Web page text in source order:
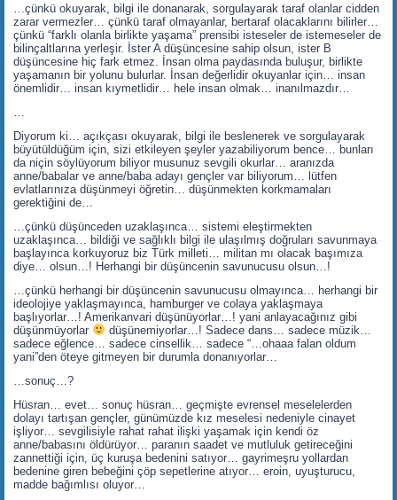
…çünkü okuyarak, bilgi ile donanarak, sorgulayarak taraf olanlar cidden
zarar vermezler… çünkü taraf olmayanlar, bertaraf olacaklarını bilirler…
çünkü “farklı olanla birlikte yaşama” prensibi isteseler de istemeseler de
bilinçaltlarına yerleşir. İster A düşüncesine sahip olsun, ister B
düşüncesine hiç fark etmez. İnsan olma paydasında buluşur, birlikte
yaşamanın bir yolunu bulurlar. İnsan değerlidir okuyanlar için… insan
önemlidir… insan kıymetlidir… hele insan olmak… inanılmazdır…
Diyorum ki… açıkçası okuyarak, bilgi ile beslenerek ve sorgulayarak
büyütüldüğüm için, sizi etkileyen şeyler yazabiliyorum bence… bunları
da niçin söylüyorum biliyor musunuz sevgili okurlar… aranızda
anne/babalar ve anne/baba adayı gençler var biliyorum… lütfen
evlatlarınıza düşünmeyi öğretin… düşünmekten korkmamaları
gerektiğini de…
…çünkü düşünceden uzaklaşınca… sistemi eleştirmekten
uzaklaşınca… bildiği ve sağlıklı bilgi ile ulaşılmış doğruları savunmaya
başlayınca korkuyoruz biz Türk milleti… militan mı olacak başımıza
diye… olsun…! Herhangi bir düşüncenin savunucusu olsun…!
…çünkü herhangi bir düşüncenin savunucusu olmayınca… herhangi bir
ideolojiye yaklaşmayınca, hamburger ve colaya yaklaşmaya
başlıyorlar…! Amerikanvari düşünüyorlar…! yani anlayacağınız gibi
düşünmüyorlar
düşünemiyorlar…! Sadece dans… sadece müzik…
sadece eğlence… sadece cinsellik… sadece “…ohaaa falan oldum
yani”den öteye gitmeyen bir durumla donanıyorlar…
…sonuç…?
Hüsran… evet… sonuç hüsran… geçmişte evrensel meselelerden
dolayı tartışan gençler, günümüzde kız meselesi nedeniyle cinayet
işliyor… sevgilisiyle rahat rahat ilişki yaşamak için kendi öz
anne/babasını öldürüyor… paranın saadet ve mutluluk getireceğini
zannettiği için, üç kuruşa bedenini satıyor… gayrimeşru yollardan
bedenine giren bebeğini çöp sepetlerine atıyor… eroin, uyuşturucu,
madde bağımlısı oluyor…